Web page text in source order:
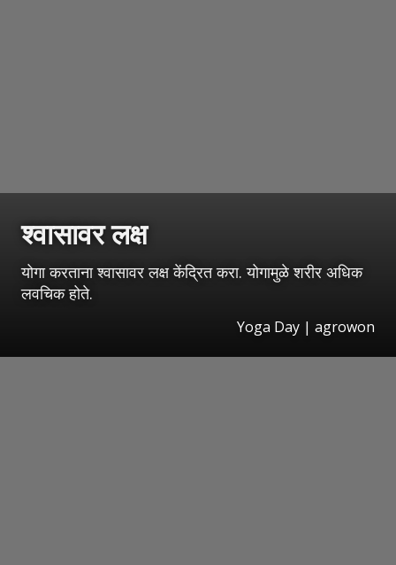
श्वासावर लक्ष
योगा करताना श्वासावर लक्ष केंद्रित करा. योगामुळे शरीर अधिक
लवचिक होते.
Yoga Day | agrowon